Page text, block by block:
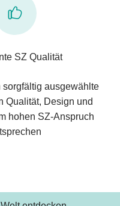
SZ Qualität
sorgfältig ausgewählte
Qualität, Design und
hohen SZ-Anspruch